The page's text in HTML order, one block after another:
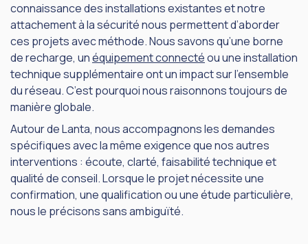
connaissance des installations existantes et notre
attachement à la sécurité nous permettent d’aborder
ces projets avec méthode. Nous savons qu’une borne
de recharge, unéquipement connectéou une installation
technique supplémentaire ont un impact sur l’ensemble
du réseau. C’est pourquoi nous raisonnons toujours de
manière globale.
Autour de Lanta, nous accompagnons les demandes
spécifiques avec la même exigence que nos autres
interventions : écoute, clarté, faisabilité technique et
qualité de conseil. Lorsque le projet nécessite une
confirmation, une qualification ou une étude particulière,
nous le précisons sans ambiguïté.